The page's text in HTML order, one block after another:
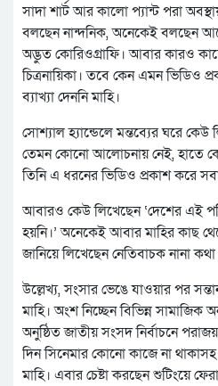
সাদা শার্ট আর কালো প্যান্ট পরা
বলছেন নান্দনিক, অনেকেই বলছেন
অদ্ভুত কোরিওগ্রাফি। আবার কারও
চিত্রনায়িকা। তবে কেন এমন ভিডিও
ব্যাখ্যা দেননি মাহি।
সোশ্যাল হ্যান্ডেলে মন্তব্যের ঘরে কেউ
তেমন কোনো আলোচনায় নেই, হাতে
তিনি এ ধরনের ভিডিও প্রকাশ করে
আবারও কেউ লিখেছেন ‘দেশের এই
হয়নি।’ অনেকেই আবার মাহির কাছ
জানিয়ে লিখেছেন নেতিবাচক নানা
উল্লেখ্য, সংসার ভেঙে যাওয়ার পর
মাহি। অংশ নিচ্ছেন বিভিন্ন সামাজিক
অনুষ্ঠিত জাতীয় সংসদ নির্বাচনে
দিন সিনেমার কোনো কাজে না
মাহি। এবার চেষ্টা করছেন শুটিংয়ে